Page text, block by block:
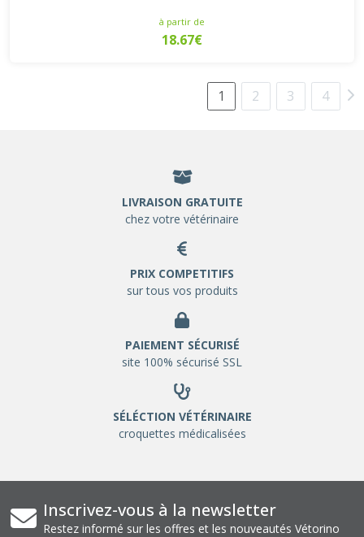
à partir de
18.67€
1 2 3 4
LIVRAISON GRATUITE
chez votre vétérinaire
PRIX COMPETITIFS
sur tous vos produits
PAIEMENT SÉCURISÉ
site 100% sécurisé SSL
SÉLÉCTION VÉTÉRINAIRE
croquettes médicalisées
Inscrivez-vous à la newsletter
Restez informé sur les offres et les nouveautés Vétorino